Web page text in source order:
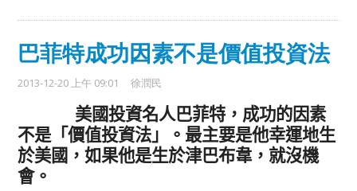
巴菲特成功因素不是價值投資法
2013-12-20 上午 09:01 徐潤民
美國投資名人巴菲特，成功的因素
不是「價值投資法」。最主要是他幸運地生
於美國，如果他是生於津巴布韋，就沒機
會。